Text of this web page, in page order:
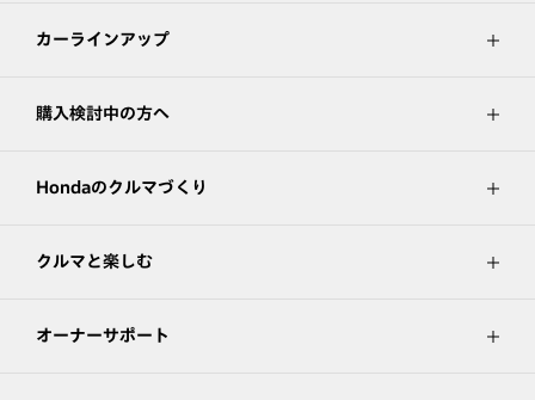
カーラインアップ
購入検討中の方へ
Hondaのクルマづくり
クルマと楽しむ
オーナーサポート